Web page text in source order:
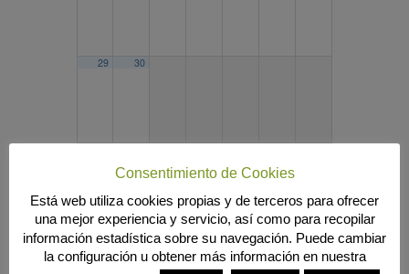
29 30
Búsqueda
MENÚ PRINCIPAL
Consentimiento de Cookies
Está web utiliza cookies propias y de terceros para ofrecer
una mejor experiencia y servicio, así como para recopilar
información estadística sobre su navegación. Puede cambiar
la configuración u obtener más información en nuestra